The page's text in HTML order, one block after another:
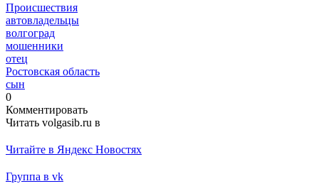
Происшествия
автовладельцы
волгоград
мошенники
отец
Ростовская область
сын
0
Комментировать
Читать volgasib.ru в
Читайте в Яндекс Новостях
Группа в vk